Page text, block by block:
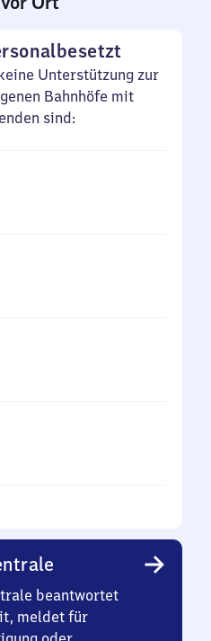
Unterstützung zur
Bahnhöfe mit
sind:
beantwortet
meldet für